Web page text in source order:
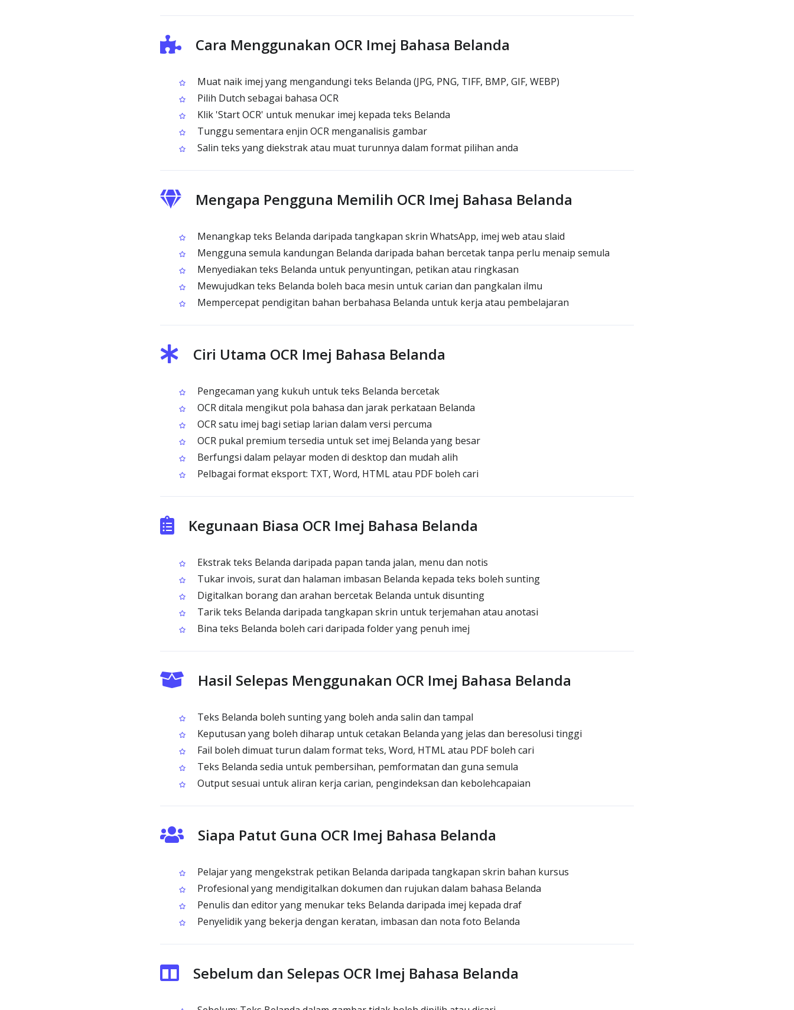
Cara Menggunakan OCR Imej Bahasa Belanda
Muat naik imej yang mengandungi teks Belanda (JPG, PNG, TIFF, BMP, GIF, WEBP)
Pilih Dutch sebagai bahasa OCR
Klik 'Start OCR' untuk menukar imej kepada teks Belanda
Tunggu sementara enjin OCR menganalisis gambar
Salin teks yang diekstrak atau muat turunnya dalam format pilihan anda
Mengapa Pengguna Memilih OCR Imej Bahasa Belanda
Menangkap teks Belanda daripada tangkapan skrin WhatsApp, imej web atau slaid
Mengguna semula kandungan Belanda daripada bahan bercetak tanpa perlu menaip semula
Menyediakan teks Belanda untuk penyuntingan, petikan atau ringkasan
Mewujudkan teks Belanda boleh baca mesin untuk carian dan pangkalan ilmu
Mempercepat pendigitan bahan berbahasa Belanda untuk kerja atau pembelajaran
Ciri Utama OCR Imej Bahasa Belanda
Pengecaman yang kukuh untuk teks Belanda bercetak
OCR ditala mengikut pola bahasa dan jarak perkataan Belanda
OCR satu imej bagi setiap larian dalam versi percuma
OCR pukal premium tersedia untuk set imej Belanda yang besar
Berfungsi dalam pelayar moden di desktop dan mudah alih
Pelbagai format eksport: TXT, Word, HTML atau PDF boleh cari
Kegunaan Biasa OCR Imej Bahasa Belanda
Ekstrak teks Belanda daripada papan tanda jalan, menu dan notis
Tukar invois, surat dan halaman imbasan Belanda kepada teks boleh sunting
Digitalkan borang dan arahan bercetak Belanda untuk disunting
Tarik teks Belanda daripada tangkapan skrin untuk terjemahan atau anotasi
Bina teks Belanda boleh cari daripada folder yang penuh imej
Hasil Selepas Menggunakan OCR Imej Bahasa Belanda
Teks Belanda boleh sunting yang boleh anda salin dan tampal
Keputusan yang boleh diharap untuk cetakan Belanda yang jelas dan beresolusi tinggi
Fail boleh dimuat turun dalam format teks, Word, HTML atau PDF boleh cari
Teks Belanda sedia untuk pembersihan, pemformatan dan guna semula
Output sesuai untuk aliran kerja carian, pengindeksan dan kebolehcapaian
Siapa Patut Guna OCR Imej Bahasa Belanda
Pelajar yang mengekstrak petikan Belanda daripada tangkapan skrin bahan kursus
Profesional yang mendigitalkan dokumen dan rujukan dalam bahasa Belanda
Penulis dan editor yang menukar teks Belanda daripada imej kepada draf
Penyelidik yang bekerja dengan keratan, imbasan dan nota foto Belanda
Sebelum dan Selepas OCR Imej Bahasa Belanda